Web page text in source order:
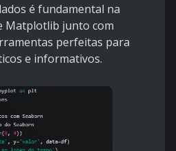
é fundamental na
Matplotlib junto com
perfeitas para
e informativos.